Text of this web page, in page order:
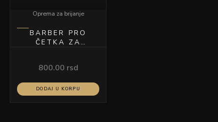
Oprema za brijanje
BARBER PRO
ČETKA ZA
800.00 rsd
DODAJ U KORPU